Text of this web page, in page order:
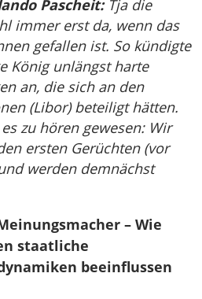
Pascheit:Tja die
immer erst da, wenn das
gefallen ist. So kündigte
König unlängst harte
an, die sich an den
(Libor) beteiligt hätten.
zu hören gewesen: Wir
ersten Gerüchten (vor
werden demnächst
– Wie
staatliche
beeinflussen